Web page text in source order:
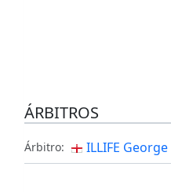
ÁRBITROS
Árbitro: ILLIFE